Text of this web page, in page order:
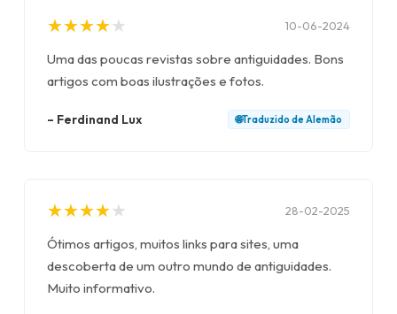
★
★★
★★
★★
★★
★ 10-06-2024
Uma das poucas revistas sobre antiguidades. Bons
artigos com boas ilustrações e fotos.
– Ferdinand Lux 🌐Traduzido deAlemão
★
★★
★★
★★
★★
★ 28-02-2025
Ótimos artigos, muitos links para sites, uma
descoberta de um outro mundo de antiguidades.
Muito informativo.